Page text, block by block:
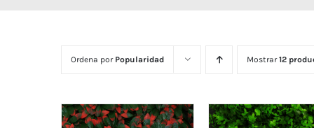
Ordena por Popularidad Mostrar12